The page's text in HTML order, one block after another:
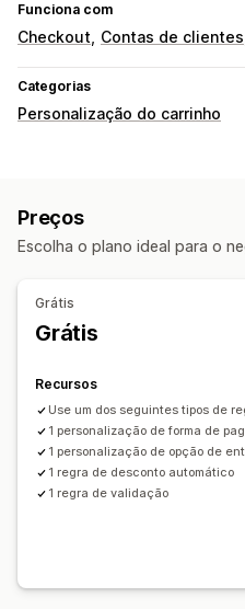
Funciona com
Checkout Contas de clientes
Categorias
Personalização do carrinho
Caixa de seleção de termos
Compre mais, economize mais
Personalização de checkout
Observações personalizadas
Upsell com um clique
Regras da forma de
Em vários idiomas
Preços
Escolha o plano ideal para o
Grátis
Grátis
Recursos
Use um dos seguintes tipos de
1 personalização de forma de
1 personalização de opção de
1 regra de desconto automático
1 regra de validação